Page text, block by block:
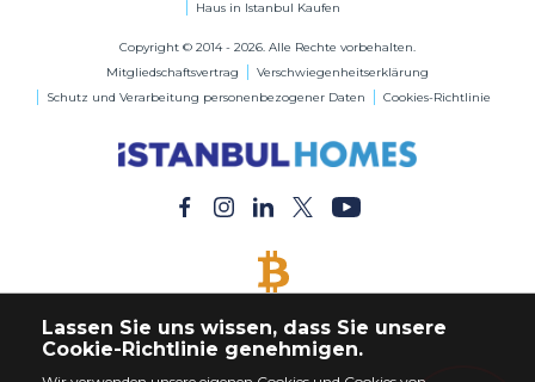
Haus in Istanbul Kaufen
Copyright © 2014 - 2026. Alle Rechte vorbehalten.
Mitgliedschaftsvertrag
Verschwiegenheitserklärung
Schutz und Verarbeitung personenbezogener Daten
Cookies-Richtlinie
Kaufen Sie jede Immobilie mit Bitcoin-Zahlung
Lassen Sie uns wissen, dass Sie unsere
Cookie-Richtlinie genehmigen.